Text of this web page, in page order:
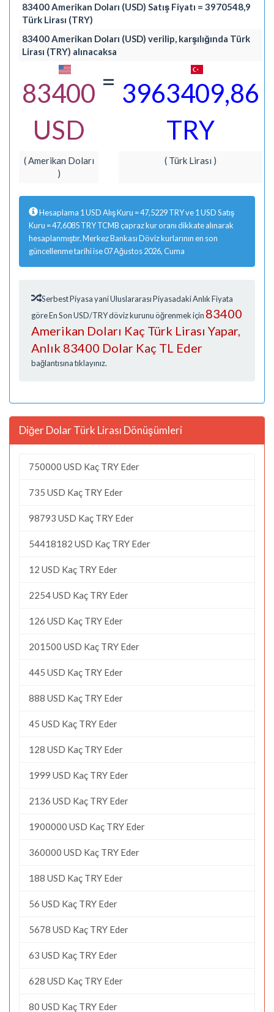
83400 Amerikan Doları (USD) Satış Fiyatı = 3970548,9
Türk Lirası (TRY)
83400 Amerikan Doları (USD) verilip, karşılığında Türk
Lirası (TRY) alınacaksa
83400
USD
= 3963409,86
TRY
( Amerikan Doları
)
( Türk Lirası )
Hesaplama 1 USD Alış Kuru = 47,5229 TRY ve 1 USD Satış
Kuru = 47,6085 TRY TCMB çapraz kur oranı dikkate alınarak
hesaplanmıştır. Merkez Bankası Döviz kurlarının en son
güncellenme tarihi ise 07 Ağustos 2026, Cuma
Serbest Piyasa yani Uluslararası Piyasadaki Anlık Fiyata
göre En Son USD/TRY döviz kurunu öğrenmek için 83400
Amerikan Doları Kaç Türk Lirası Yapar,
Anlık 83400 Dolar Kaç TL Eder
bağlantısına tıklayınız.
Diğer Dolar Türk Lirası Dönüşümleri
750000 USD Kaç TRY Eder
735 USD Kaç TRY Eder
98793 USD Kaç TRY Eder
54418182 USD Kaç TRY Eder
12 USD Kaç TRY Eder
2254 USD Kaç TRY Eder
126 USD Kaç TRY Eder
201500 USD Kaç TRY Eder
445 USD Kaç TRY Eder
888 USD Kaç TRY Eder
45 USD Kaç TRY Eder
128 USD Kaç TRY Eder
1999 USD Kaç TRY Eder
2136 USD Kaç TRY Eder
1900000 USD Kaç TRY Eder
360000 USD Kaç TRY Eder
188 USD Kaç TRY Eder
56 USD Kaç TRY Eder
5678 USD Kaç TRY Eder
63 USD Kaç TRY Eder
628 USD Kaç TRY Eder
80 USD Kaç TRY Eder